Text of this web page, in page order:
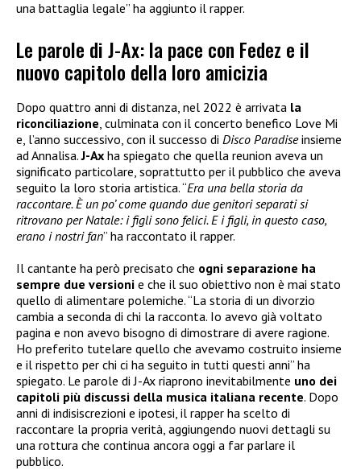
una battaglia legale” ha aggiunto il rapper.
Le parole di J-Ax: la pace con Fedez e il
nuovo capitolo della loro amicizia
Dopo quattro anni di distanza, nel 2022 è arrivata la
riconciliazione , culminata con il concerto benefico Love Mi
e, l’anno successivo, con il successo di Disco Paradiseinsieme
ad Annalisa.J-Ax ha spiegato che quella reunion aveva un
significato particolare, soprattutto per il pubblico che aveva
seguito la loro storia artistica. “Era una bella storia da
raccontare. È un po’ come quando due genitori separati si
ritrovano per Natale: i figli sono felici. E i figli, in questo caso,
erano i nostri fan” ha raccontato il rapper.
Il cantante ha però precisato che ogni separazione ha
sempre due versioni e che il suo obiettivo non è mai stato
quello di alimentare polemiche. “La storia di un divorzio
cambia a seconda di chi la racconta. Io avevo già voltato
pagina e non avevo bisogno di dimostrare di avere ragione.
Ho preferito tutelare quello che avevamo costruito insieme
e il rispetto per chi ci ha seguito in tutti questi anni” ha
spiegato. Le parole di J-Ax riaprono inevitabilmente uno dei
capitoli più discussi della musica italiana recente. Dopo
anni di indisiscrezioni e ipotesi, il rapper ha scelto di
raccontare la propria verità, aggiungendo nuovi dettagli su
una rottura che continua ancora oggi a far parlare il
pubblico.